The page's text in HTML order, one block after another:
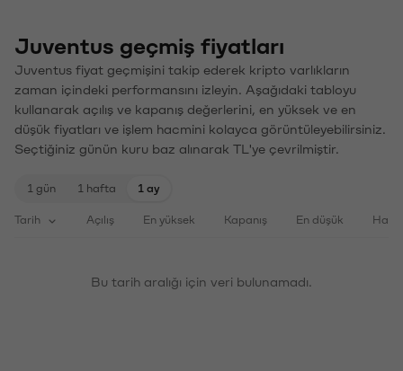
Juventus geçmiş fiyatları
Juventus fiyat geçmişini takip ederek kripto varlıkların
zaman içindeki performansını izleyin. Aşağıdaki tabloyu
kullanarak açılış ve kapanış değerlerini, en yüksek ve en
düşük fiyatları ve işlem hacmini kolayca görüntüleyebilirsiniz.
Seçtiğiniz günün kuru baz alınarak TL'ye çevrilmiştir.
1 gün 1 hafta 1 ay
Tarih Açılış En yüksek Kapanış En düşük
Bu tarih aralığı için veri bulunamadı.